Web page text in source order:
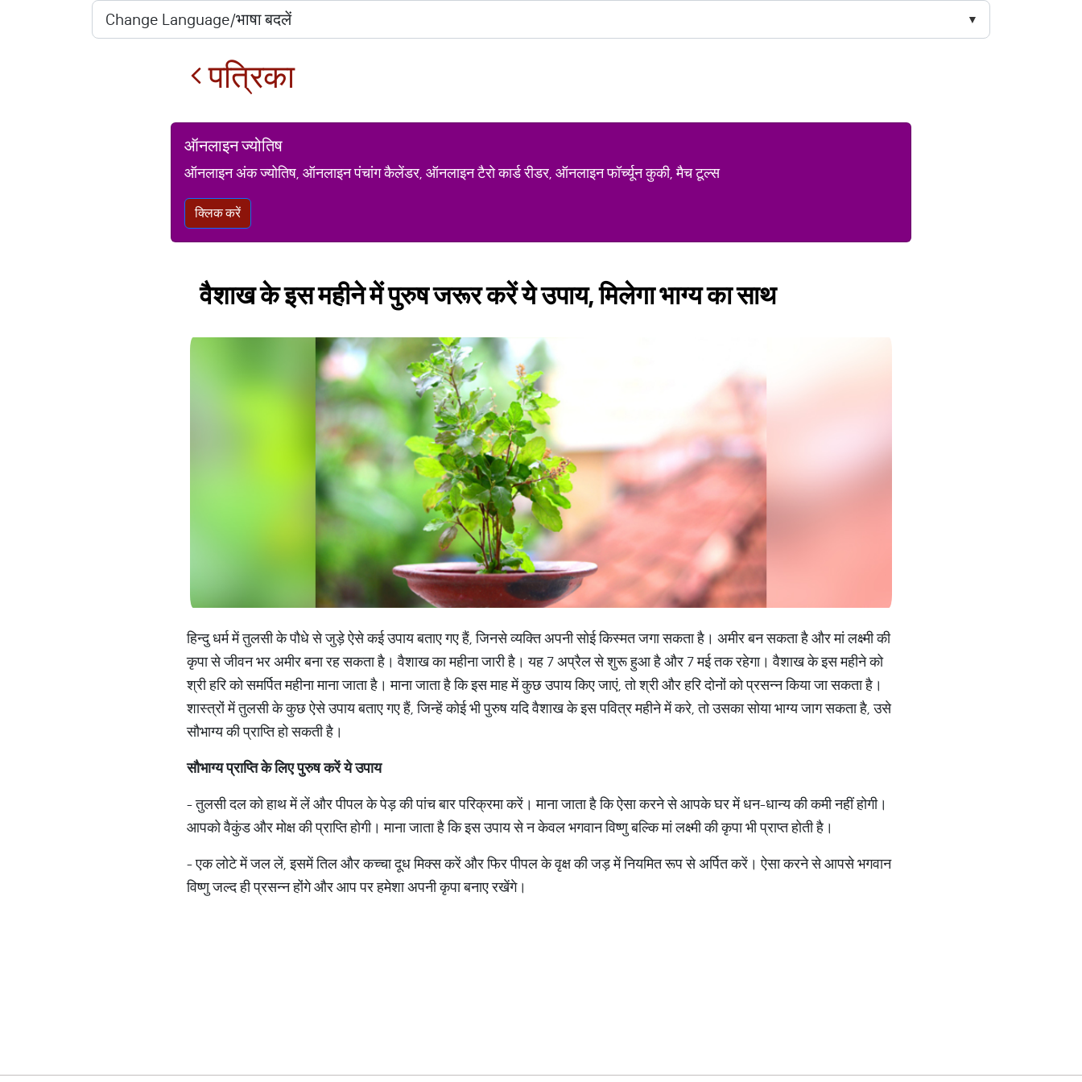
पत्रिका
ऑनलाइन ज्योतिष
ऑनलाइन अंक ज्योतिष, ऑनलाइन पंचांग कैलेंडर, ऑनलाइन टैरो कार्ड रीडर, ऑनलाइन फॉर्च्यून कुकी, मैच टूल्स
क्लिक करें
वैशाख के इस महीने में पुरुष जरूर करें ये उपाय, मिलेगा भाग्य का साथ
हिन्दु धर्म में तुलसी के पौधे से जुड़े ऐसे कई उपाय बताए गए हैं, जिनसे व्यक्ति अपनी सोई किस्मत जगा सकता है। अमीर बन सकता है और मां लक्ष्मी की
कृपा से जीवन भर अमीर बना रह सकता है। वैशाख का महीना जारी है। यह 7 अप्रैल से शुरू हुआ है और 7 मई तक रहेगा। वैशाख के इस महीने को
श्री हरि को समर्पित महीना माना जाता है। माना जाता है कि इस माह में कुछ उपाय किए जाएं, तो श्री और हरि दोनों को प्रसन्न किया जा सकता है।
शास्त्रों में तुलसी के कुछ ऐसे उपाय बताए गए हैं, जिन्हें कोई भी पुरुष यदि वैशाख के इस पवित्र महीने में करे, तो उसका सोया भाग्य जाग सकता है, उसे
सौभाग्य की प्राप्ति हो सकती है।
सौभाग्यप्राप्तिकेलिएपुरुषकरेंयेउपाय
- तुलसी दल को हाथ में लें और पीपल के पेड़ की पांच बार परिक्रमा करें। माना जाता है कि ऐसा करने से आपके घर में धन-धान्य की कमी नहीं होगी।
आपको वैकुंड और मोक्ष की प्राप्ति होगी। माना जाता है कि इस उपाय से न केवल भगवान विष्णु बल्कि मां लक्ष्मी की कृपा भी प्राप्त होती है।
- एक लोटे में जल लें, इसमें तिल और कच्चा दूध मिक्स करें और फिर पीपल के वृक्ष की जड़ में नियमित रूप से अर्पित करें। ऐसा करने से आपसे भगवान
विष्णु जल्द ही प्रसन्न होंगे और आप पर हमेशा अपनी कृपा बनाए रखेंगे।